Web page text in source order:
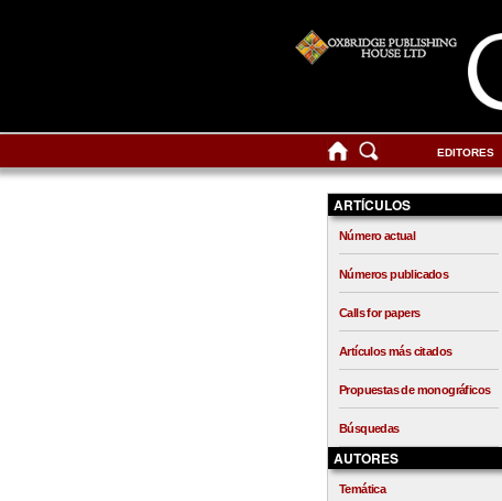
EDITORES
ARTÍCULOS
Número actual
Números publicados
Calls for papers
Artículos más citados
Propuestas de monográficos
Búsquedas
AUTORES
Temática